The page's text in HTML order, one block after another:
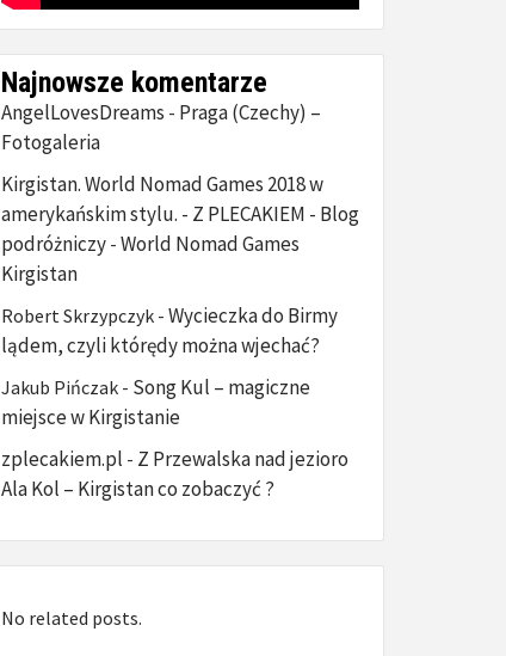
Najnowsze komentarze
AngelLovesDreams - Praga (Czechy) –
Fotogaleria
Kirgistan. World Nomad Games 2018 w
amerykańskim stylu. - Z PLECAKIEM - Blog
podróżniczy - World Nomad Games
Kirgistan
Robert Skrzypczyk - Wycieczka do Birmy
lądem, czyli którędy można wjechać?
Jakub Pińczak - Song Kul – magiczne
miejsce w Kirgistanie
zplecakiem.pl - Z Przewalska nad jezioro
Ala Kol – Kirgistan co zobaczyć ?
No related posts.